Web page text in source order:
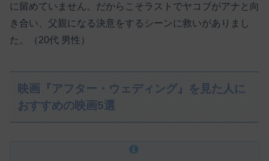
に留めていません。だからこそラストでヤコブがアナと向
き合い、父親になる決意をするシーンに救いがありまし
た。（20代 男性）
映画『アフター・ウェディング』を見た人に
おすすめの映画5選